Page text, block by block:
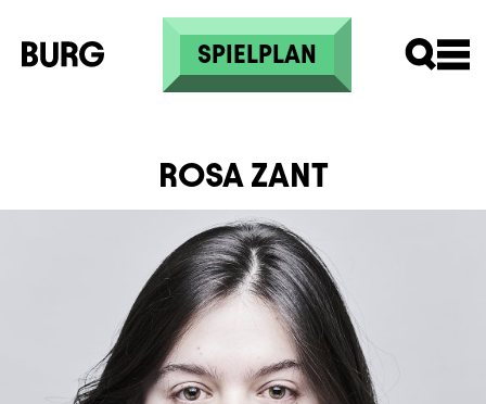
Direkt zum Inhalt
SPIELPLAN
ROSA ZANT